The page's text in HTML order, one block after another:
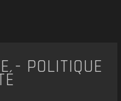
- POLITIQUE